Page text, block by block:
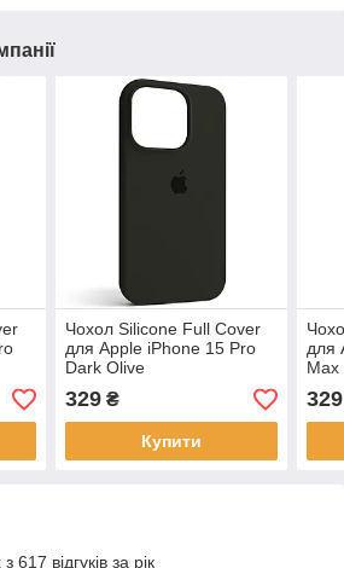
Чохол Silicone Full Cover
для Apple iPhone 15 Pro
Dark Olive
329₴
Купити
для
Max
329
617 відгуків за рік